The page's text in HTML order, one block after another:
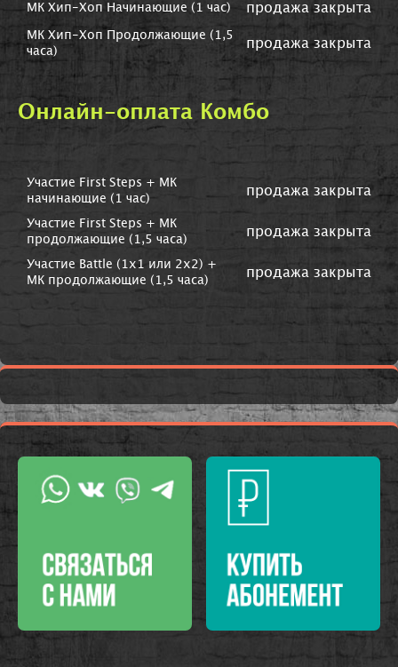
МК Хип-Хоп Начинающие (1 час) продажа закрыта
МК Хип-Хоп Продолжающие (1,5
часа)
продажа закрыта
Онлайн-оплата Комбо
Участие First Steps + МК
начинающие (1 час)
продажа закрыта
Участие First Steps + МК
продолжающие (1,5 часа)
продажа закрыта
Участие Battle (1х1 или 2х2) +
МК продолжающие (1,5 часа)
продажа закрыта